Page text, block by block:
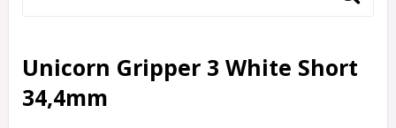
Unicorn Gripper 3 White Short
34,4mm